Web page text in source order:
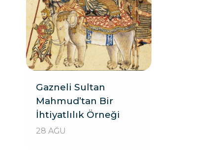
Gazneli Sultan
Mahmud’tan Bir
İhtiyatlılık Örneği
28 AĞU